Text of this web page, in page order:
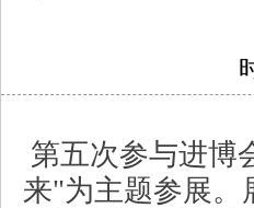
第五次参与进博
来"为主题参展。